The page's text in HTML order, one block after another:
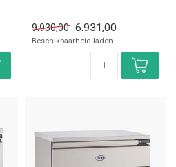
9.930,00 6.931,00
Beschikbaarheid laden..